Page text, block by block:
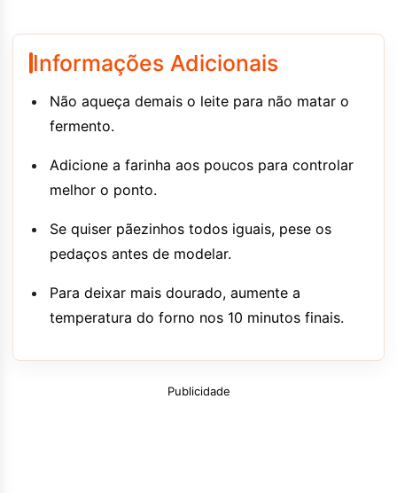
Informações Adicionais
Não aqueça demais o leite para não matar o
fermento.
Adicione a farinha aos poucos para controlar
melhor o ponto.
Se quiser pãezinhos todos iguais, pese os
pedaços antes de modelar.
Para deixar mais dourado, aumente a
temperatura do forno nos 10 minutos finais.
Publicidade